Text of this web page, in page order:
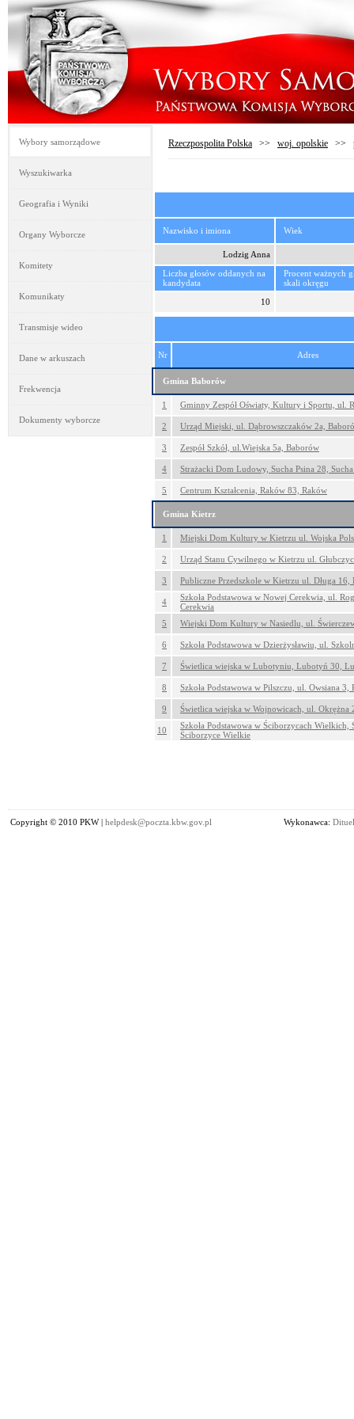
Wybory samorządowe
Wyszukiwarka
Geografia i Wyniki
Organy Wyborcze
Komitety
Komunikaty
Transmisje wideo
Dane w arkuszach
Frekwencja
Dokumenty wyborcze
Rzeczpospolita Polska >> woj. opolskie >>
Nazwisko i imiona Wiek
Lodzig Anna
Liczba głosów oddanych na
kandydata
Procent ważnych
skali okręgu
10
Nr Adres
Gmina Baborów
1 Gminny Zespół Oświaty, Kultury i Sportu, ul.
2 Urząd Miejski, ul. Dąbrowszczaków 2a,
3 Zespół Szkół, ul.Wiejska 5a, Baborów
4 Strażacki Dom Ludowy, Sucha Psina 28, Sucha
5 Centrum Kształcenia, Raków 83, Raków
Gmina Kietrz
1 Miejski Dom Kultury w Kietrzu ul. Wojska
2 Urząd Stanu Cywilnego w Kietrzu ul.
3 Publiczne Przedszkole w Kietrzu ul. Długa 16,
4
Szkoła Podstawowa w Nowej Cerekwia, ul.
Cerekwia
5
Wiejski Dom Kultury w Nasiedlu, ul.
6 Szkoła Podstawowa w Dzierżysławiu, ul.
7 Świetlica wiejska w Lubotyniu, Lubotyń 30,
8 Szkoła Podstawowa w Pilszczu, ul. Owsiana 3,
9 Świetlica wiejska w Wojnowicach, ul. Okrężna
10
Szkoła Podstawowa w Ściborzycach
Ściborzyce Wielkie
Copyright © 2010 PKW | helpdesk@poczta.kbw.gov.pl Wykonawca: